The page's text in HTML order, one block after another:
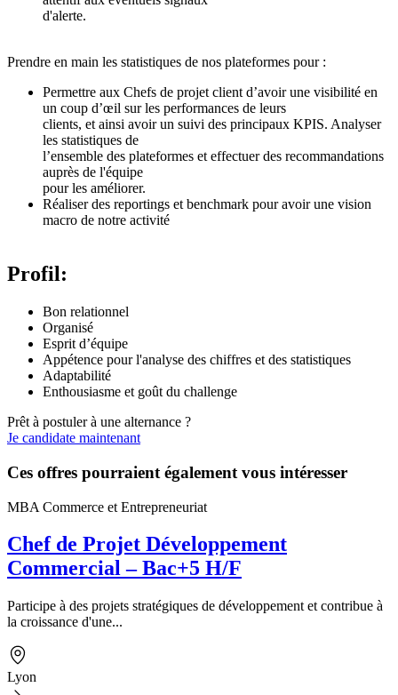
d'alerte.
Prendre en main les statistiques de nos plateformes pour :
Permettre aux Chefs de projet client d’avoir une visibilité en
un coup d’œil sur les performances de leurs
clients, et ainsi avoir un suivi des principaux KPIS. Analyser
les statistiques de
l’ensemble des plateformes et effectuer des recommandations
auprès de l'équipe
pour les améliorer.
Réaliser des reportings et benchmark pour avoir une vision
macro de notre activité
Profil:
Bon relationnel
Organisé
Esprit d’équipe
Appétence pour l'analyse des chiffres et des statistiques
Adaptabilité
Enthousiasme et goût du challenge
Prêt à postuler à une alternance ?
Je candidate maintenant
Ces offres pourraient également vous intéresser
MBA Commerce et Entrepreneuriat
Chef de Projet Développement
Commercial – Bac+5 H/F
Participe à des projets stratégiques de développement et contribue à
la croissance d'une...
Lyon